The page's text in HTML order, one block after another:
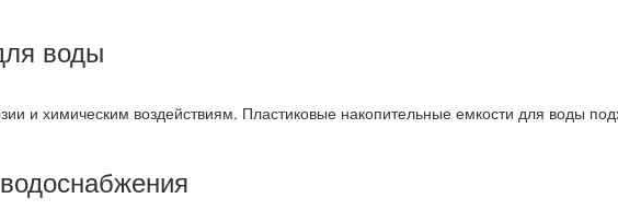
воды
и химическим воздействиям. Пластиковые накопительные емкости для воды